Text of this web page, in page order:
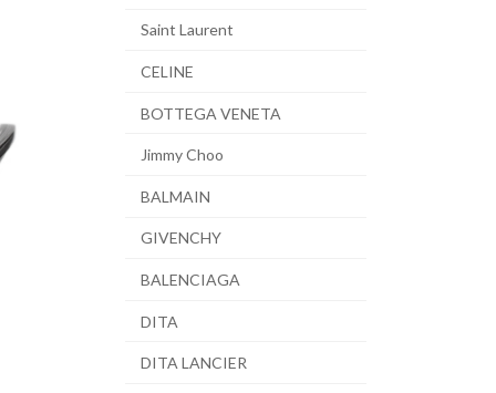
Saint Laurent
CELINE
BOTTEGA VENETA
Jimmy Choo
BALMAIN
GIVENCHY
BALENCIAGA
DITA
DITA LANCIER